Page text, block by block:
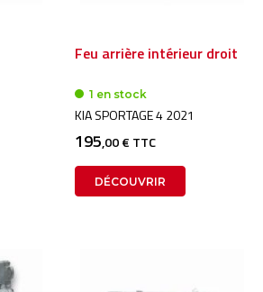
Feu arrière intérieur droit
1 en stock
KIA SPORTAGE 4 2021
195,00 € TTC
DÉCOUVRIR